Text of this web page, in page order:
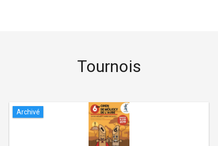
Tournois
Archivé